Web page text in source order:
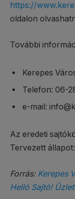
https://
oldalon
További
Kerepes
Telefon: 06-
e-mail:
Az eredeti
Tervezett állapot:
Forrás: Kerepes
Helló Sajtó!